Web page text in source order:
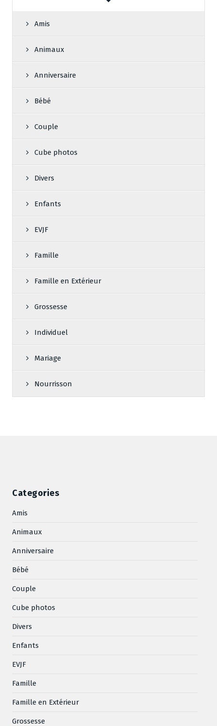
Amis
Animaux
Anniversaire
Bébé
Couple
Cube photos
Divers
Enfants
EVJF
Famille
Famille en Extérieur
Grossesse
Individuel
Mariage
Nourrisson
Categories
Amis
Animaux
Anniversaire
Bébé
Couple
Cube photos
Divers
Enfants
EVJF
Famille
Famille en Extérieur
Grossesse